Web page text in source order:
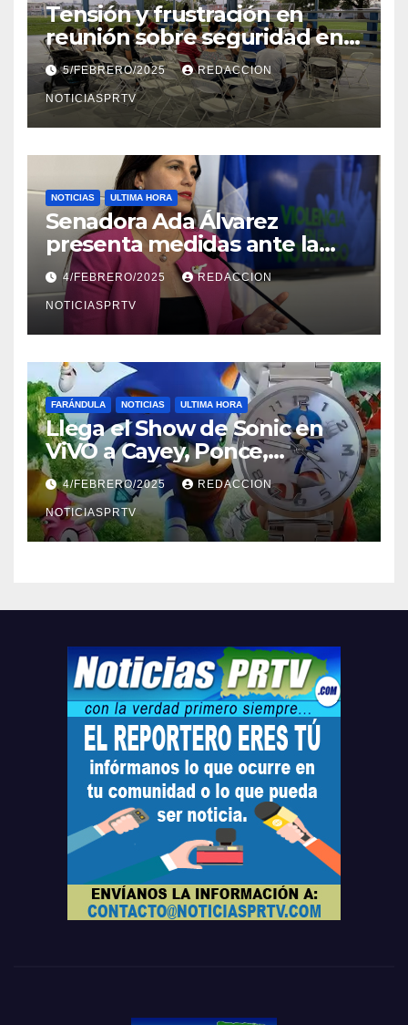
Tensión y frustración en
reunión sobre seguridad en
Reparto Metropolitano
5/FEBRERO/2025 REDACCION
NOTICIASPRTV
NOTICIAS ULTIMA HORA
Senadora Ada Álvarez
presenta medidas ante la
violencia en el noviazgo
4/FEBRERO/2025 REDACCION
NOTICIASPRTV
FARÁNDULA NOTICIAS ULTIMA HORA
Llega el Show de Sonic en
ViVO a Cayey, Ponce,
Barceloneta y Humacao,
Relojes gratis para el que
compre ahora….
4/FEBRERO/2025 REDACCION
NOTICIASPRTV